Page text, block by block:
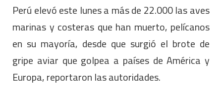
Perú elevó este lunes a más de 22.000 las aves
marinas y costeras que han muerto, pelícanos
en su mayoría, desde que surgió el brote de
gripe aviar que golpea a países de América y
Europa, reportaron las autoridades.